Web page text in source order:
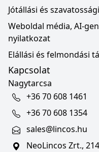
Jótállási és
Weboldal média, AI-
nyilatkozat
Elállási és felmondási
Kapcsolat
Nagytarcsa
+36 70 608 1461
+36 70 608 1354
sales@lincos.hu
NeoLincos Zrt.,